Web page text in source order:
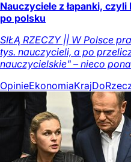
Nauczyciele z łapanki,
po polsku
SIŁĄ RZECZY || W Polsce
tys. nauczycieli, a po
nauczycielskie" – nieco
OpinieEkonomiaKraj